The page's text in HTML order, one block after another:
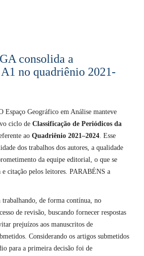
consolida a
no quadriênio 2021-
Espaço Geográfico em Análise manteve
ciclo de Classificação de Periódicos da
ao Quadriênio 2021–2024 . Esse
dos trabalhos dos autores, a qualidade
da equipe editorial, o que se
e citação pelos leitores. PARABÉNS a
de forma contínua, no
de revisão, buscando fornecer respostas
prejuízos aos manuscritos de
Considerando os artigos submetidos
para a primeira decisão foi de